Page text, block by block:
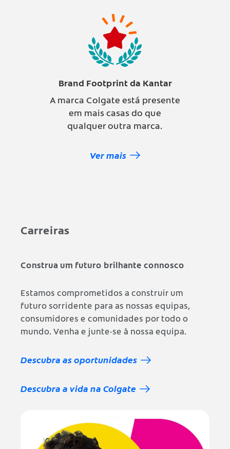
Brand Footprint da Kantar
A marca Colgate está presente
em mais casas do que
qualquer outra marca.
Ver mais
Carreiras
Construa um futuro brilhante connosco
Estamos comprometidos a construir um
futuro sorridente para as nossas equipas,
consumidores e comunidades por todo o
mundo. Venha e junte-se à nossa equipa.
Descubra as oportunidades
Descubra a vida na Colgate